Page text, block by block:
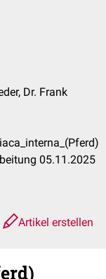
Dr. Frank
05.11.2025
Artikel erstellen